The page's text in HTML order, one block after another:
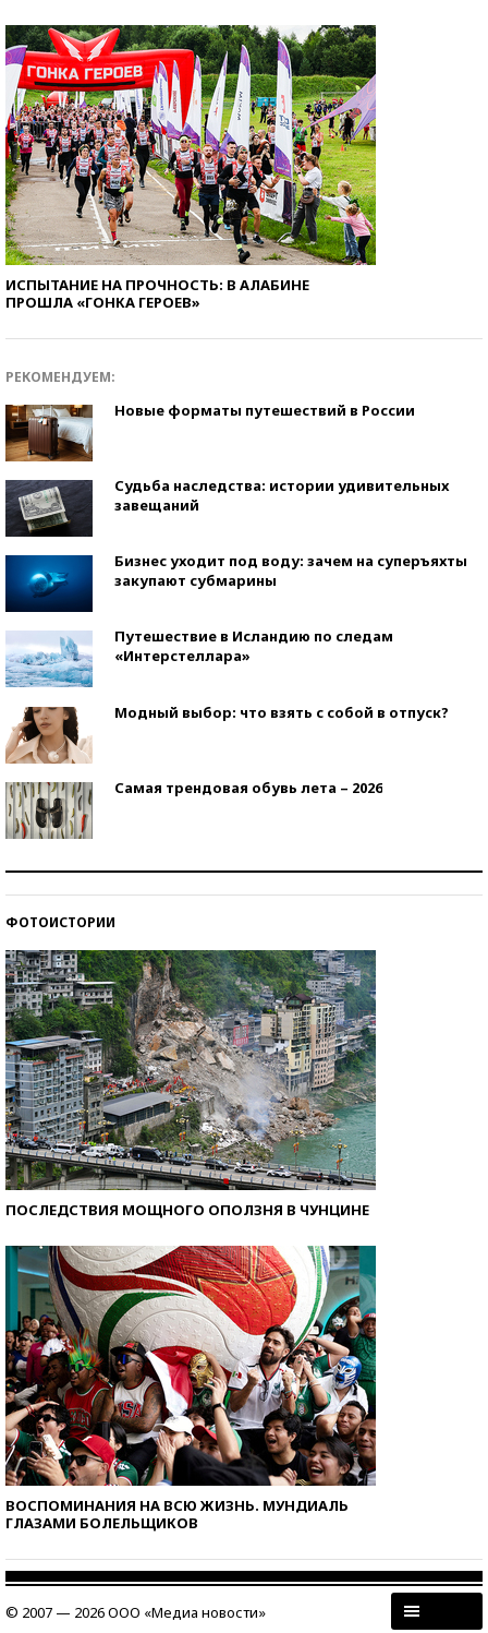
ИСПЫТАНИЕ НА ПРОЧНОСТЬ: В АЛАБИНЕ
ПРОШЛА «ГОНКА ГЕРОЕВ»
РЕКОМЕНДУЕМ:
Новые форматы путешествий в России
Судьба наследства: истории удивительных
завещаний
Бизнес уходит под воду: зачем на суперъяхты
закупают субмарины
Путешествие в Исландию по следам
«Интерстеллара»
Модный выбор: что взять с собой в отпуск?
Самая трендовая обувь лета – 2026
ФОТОИСТОРИИ
ПОСЛЕДСТВИЯ МОЩНОГО ОПОЛЗНЯ В ЧУНЦИНЕ
ВОСПОМИНАНИЯ НА ВСЮ ЖИЗНЬ. МУНДИАЛЬ
ГЛАЗАМИ БОЛЕЛЬЩИКОВ
© 2007 — 2026 ООО «Медиа новости»